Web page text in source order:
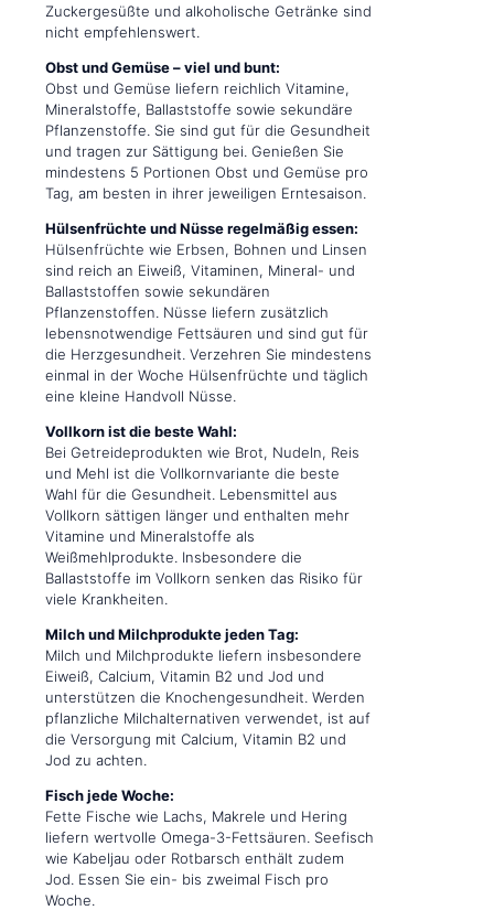
Zuckergesüßte und alkoholische Getränke sind
nicht empfehlenswert.
Obst und Gemüse – viel und bunt:
Obst und Gemüse liefern reichlich Vitamine,
Mineralstoffe, Ballaststoffe sowie sekundäre
Pflanzenstoffe. Sie sind gut für die Gesundheit
und tragen zur Sättigung bei. Genießen Sie
mindestens 5 Portionen Obst und Gemüse pro
Tag, am besten in ihrer jeweiligen Erntesaison.
Hülsenfrüchte und Nüsse regelmäßig essen:
Hülsenfrüchte wie Erbsen, Bohnen und Linsen
sind reich an Eiweiß, Vitaminen, Mineral- und
Ballaststoffen sowie sekundären
Pflanzenstoffen. Nüsse liefern zusätzlich
lebensnotwendige Fettsäuren und sind gut für
die Herzgesundheit. Verzehren Sie mindestens
einmal in der Woche Hülsenfrüchte und täglich
eine kleine Handvoll Nüsse.
Vollkorn ist die beste Wahl:
Bei Getreideprodukten wie Brot, Nudeln, Reis
und Mehl ist die Vollkornvariante die beste
Wahl für die Gesundheit. Lebensmittel aus
Vollkorn sättigen länger und enthalten mehr
Vitamine und Mineralstoffe als
Weißmehlprodukte. Insbesondere die
Ballaststoffe im Vollkorn senken das Risiko für
viele Krankheiten.
Milch und Milchprodukte jeden Tag:
Milch und Milchprodukte liefern insbesondere
Eiweiß, Calcium, Vitamin B2 und Jod und
unterstützen die Knochengesundheit. Werden
pflanzliche Milchalternativen verwendet, ist auf
die Versorgung mit Calcium, Vitamin B2 und
Jod zu achten.
Fisch jede Woche:
Fette Fische wie Lachs, Makrele und Hering
liefern wertvolle Omega-3-Fettsäuren. Seefisch
wie Kabeljau oder Rotbarsch enthält zudem
Jod. Essen Sie ein- bis zweimal Fisch pro
Woche.